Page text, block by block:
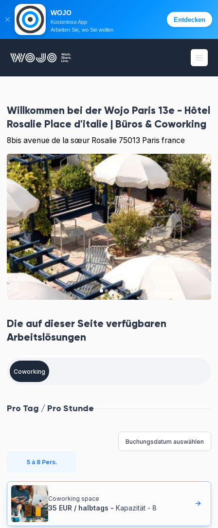
WOJO
Willkommen bei derWojo Paris 13e - Hôtel
Rosalie Place d'italie | Büros & Coworking
8bis avenue de la sœur Rosalie 75013 Paris france
Die auf dieser Seite verfügbaren
Arbeitslösungen
Coworking
Pro Tag / Pro Stunde
Buchungsdatum auswählen
5 à 8 Pers.
Coworking space
35 EUR / halbtags - Kapazität- 8
WOJO
Kostenlose App
Arbeiten Sie, wo Sie wollen
Entdecken